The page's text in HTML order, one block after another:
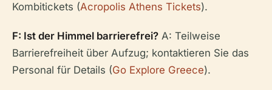
Kombitickets (Acropolis Athens Tickets).
F: Ist der Himmel barrierefrei? A: Teilweise
Barrierefreiheit über Aufzug; kontaktieren Sie das
Personal für Details (Go Explore Greece).